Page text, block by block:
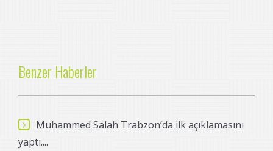
Benzer Haberler
Muhammed Salah Trabzon’da ilk açıklamasını
yaptı....